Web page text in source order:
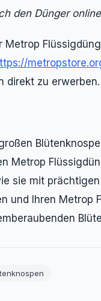
den Dünger
Metrop
direkt zu erwerben.
Metrop
sie mit
und Ihren Metrop